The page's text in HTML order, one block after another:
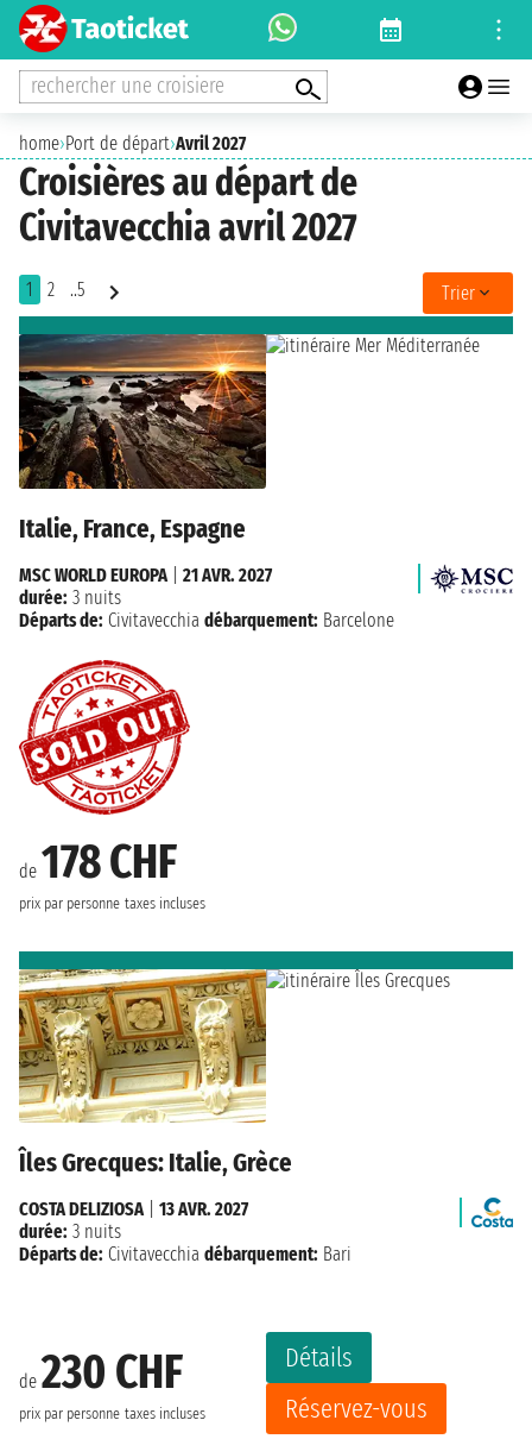
rechercher une croisiere
home›Port de départ›Avril 2027
Croisières au départ de
Civitavecchia avril 2027
1 2 ..5 Trier
Italie, France, Espagne
de 178 CHF
prix par personne taxes incluses
MSC WORLD EUROPA
21 AVR. 2027
durée: 3 nuits
Départs de: Civitavecchia débarquement: Barcelone
Îles Grecques: Italie, Grèce
de 230 CHF
prix par personne taxes incluses
Détails
Réservez-vous
COSTA DELIZIOSA| 13 AVR. 2027
durée: 3 nuits
Départs de: Civitavecchia débarquement: Bari